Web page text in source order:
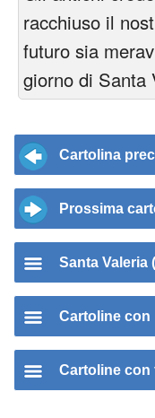
racchiuso il
futuro sia
giorno di Santa
Cartolina
Prossima
Santa Valeria
Cartoline con
Cartoline con